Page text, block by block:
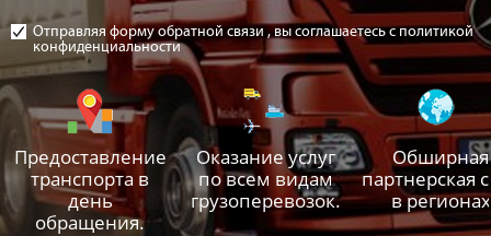
Отправляя форму обратной связи , вы соглашаетесь с политикой
конфиденциальности
Предоставление
транспорта в
день
обращения.
Оказание услуг
по всем видам
грузоперевозок.
Обширная
партнерская
в регионах